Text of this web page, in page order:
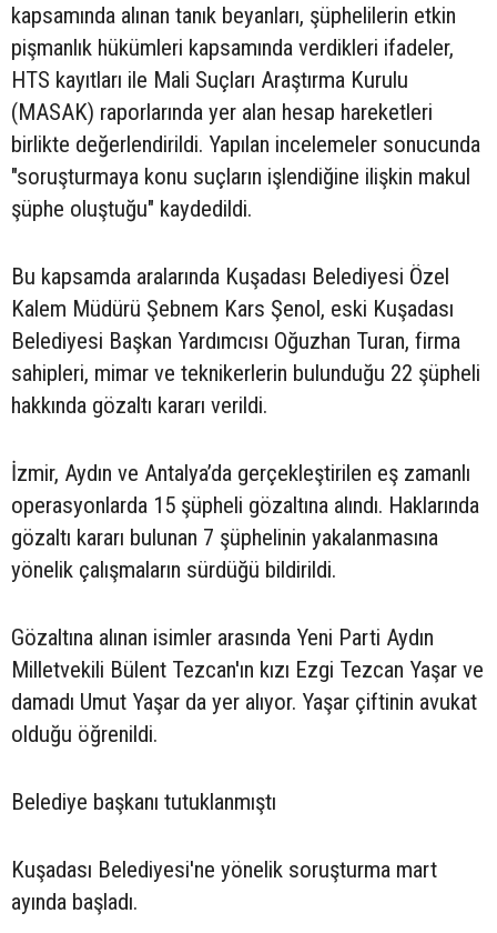
kapsamında alınan tanık beyanları, şüphelilerin etkin
pişmanlık hükümleri kapsamında verdikleri ifadeler,
HTS kayıtları ile Mali Suçları Araştırma Kurulu
(MASAK) raporlarında yer alan hesap hareketleri
birlikte değerlendirildi. Yapılan incelemeler sonucunda
"soruşturmaya konu suçların işlendiğine ilişkin makul
şüphe oluştuğu" kaydedildi.
Bu kapsamda aralarında Kuşadası Belediyesi Özel
Kalem Müdürü Şebnem Kars Şenol, eski Kuşadası
Belediyesi Başkan Yardımcısı Oğuzhan Turan, firma
sahipleri, mimar ve teknikerlerin bulunduğu 22 şüpheli
hakkında gözaltı kararı verildi.
İzmir, Aydın ve Antalya’da gerçekleştirilen eş zamanlı
operasyonlarda 15 şüpheli gözaltına alındı. Haklarında
gözaltı kararı bulunan 7 şüphelinin yakalanmasına
yönelik çalışmaların sürdüğü bildirildi.
Gözaltına alınan isimler arasında Yeni Parti Aydın
Milletvekili Bülent Tezcan'ın kızı Ezgi Tezcan Yaşar ve
damadı Umut Yaşar da yer alıyor. Yaşar çiftinin avukat
olduğu öğrenildi.
Belediye başkanı tutuklanmıştı
Kuşadası Belediyesi'ne yönelik soruşturma mart
ayında başladı.